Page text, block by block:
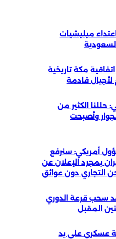
ميليشيات
مكة تاريخية
قادمة
حللنا الكثير من
وأصبحت
أمريكي: سنرفع
بمجرد الإعلان عن
التجاري دون عوائق
سحب قرعة الدوري
المقبل
عسكري على يد